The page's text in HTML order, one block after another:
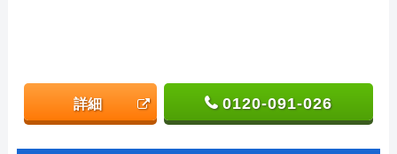
詳細 0120-091-026